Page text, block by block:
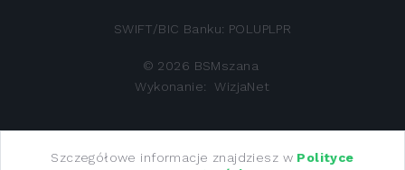
Szczegółowe informacje znajdziesz w Polityce
SWIFT/BIC Banku: POLUPLPR
© 2026 BSMszana
Wykonanie:
WizjaNet
Bank Spółdzielczy w Mszanie Dolnej z siedzibą 34-730